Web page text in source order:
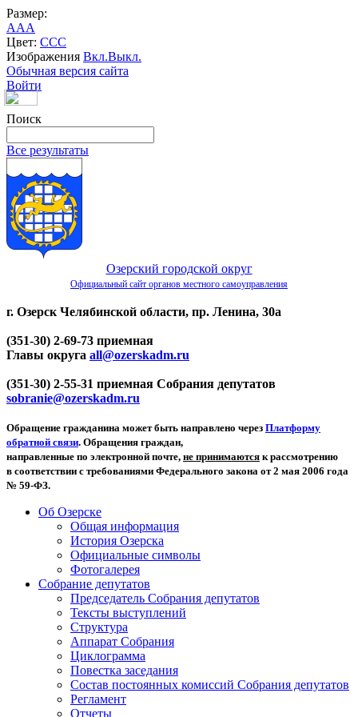
Размер:
AAA
Цвет: CCC
Изображения Вкл.Выкл.
Обычная версия сайта
Войти
Поиск
Все результаты
Озерский городской округ
Официальный сайт органов местного самоуправления
г. Озерск Челябинской области, пр. Ленина, 30а
(351-30) 2-69-73 приемная
Главы округа all@ozerskadm.ru
(351-30) 2-55-31 приемная Собрания депутатов
sobranie@ozerskadm.ru
Обращение гражданина может быть направлено через Платформу
обратной связи. Обращения граждан,
направленные по электронной почте, не принимаются к рассмотрению
в соответствии с требованиями Федерального закона от 2 мая 2006 года
№ 59-ФЗ.
Об Озерске
Общая информация
История Озерска
Официальные символы
Фотогалерея
Собрание депутатов
Председатель Собрания депутатов
Тексты выступлений
Структура
Аппарат Собрания
Циклограмма
Повестка заседания
Состав постоянных комиссий Собрания депутатов
Регламент
Отчеты